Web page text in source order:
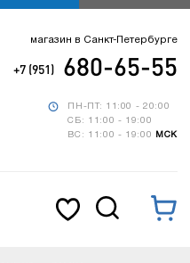
ПН-ПТ: 11:00 - 20:00
СБ: 11:00 - 19:00
ВС: 11:00 - 19:00
МСК
магазин в Санкт-Петербурге
+7 (951) 680-65-55